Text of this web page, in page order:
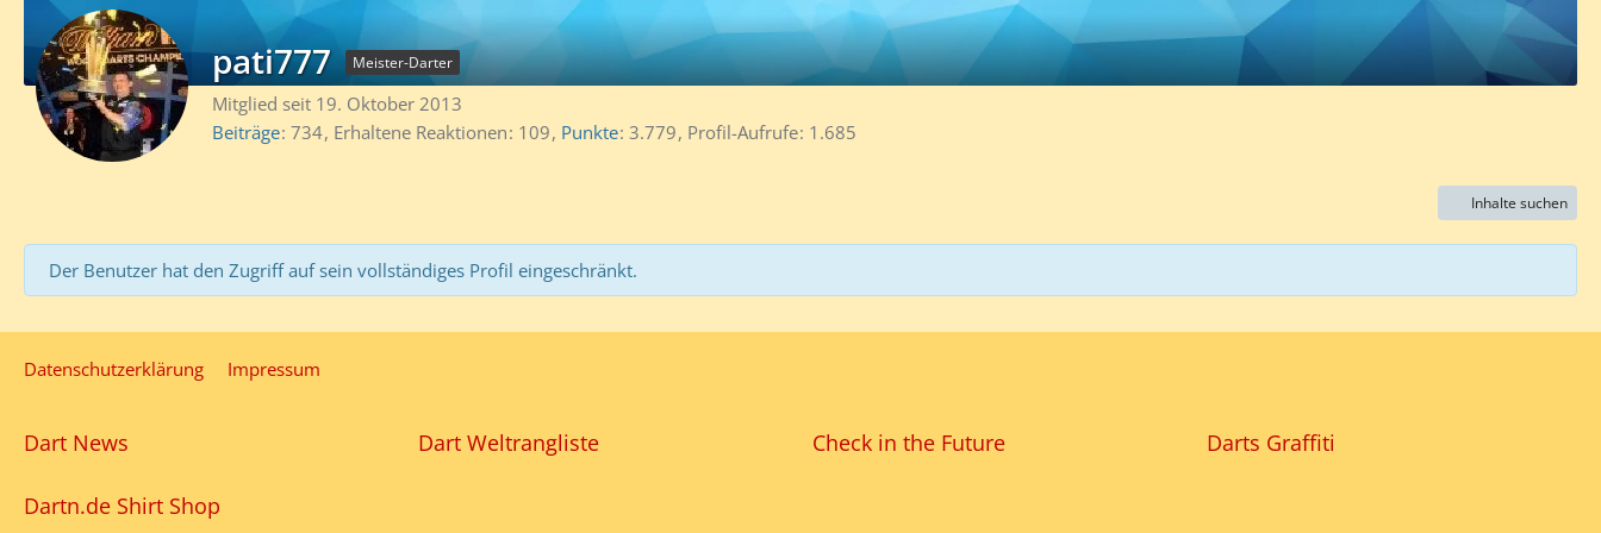
pati777 Meister-Darter
Mitglied seit 19. Oktober 2013
Beiträge 734 Erhaltene Reaktionen 109 Punkte 3.779 Profil-Aufrufe 1.685
Inhalte suchen
Der Benutzer hat den Zugriff auf sein vollständiges Profil eingeschränkt.
Datenschutzerklärung Impressum
Dart News Dart Weltrangliste Check in the Future Darts Graffiti
Dartn.de Shirt Shop